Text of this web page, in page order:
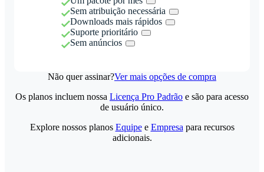
Sem atribuição necessária
Downloads mais rápidos
Suporte prioritário
Sem anúncios
Não quer assinar?Ver mais opções de compra
Os planos incluem nossa Licença Pro Padrão e são para acesso
de usuário único.
Explore nossos planos Equipee Empresa para recursos
adicionais.